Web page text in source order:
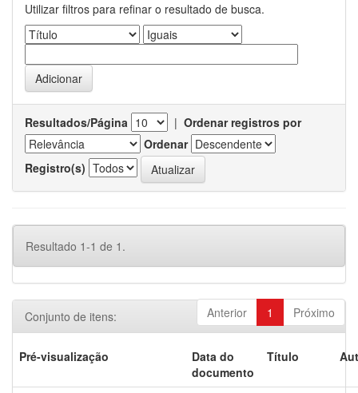
Utilizar filtros para refinar o resultado de busca.
Resultados/Página | Ordenar registros por
Ordenar
Registro(s)
Resultado 1-1 de 1.
Anterior 1 Próximo
Conjunto de itens:
Pré-visualização
Data do
documento
Título